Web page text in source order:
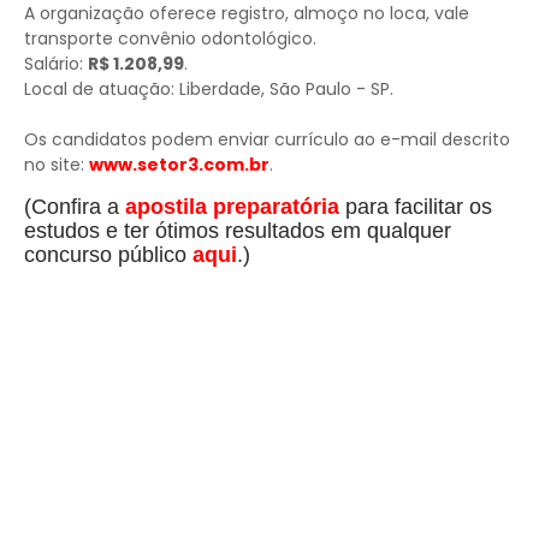
A organização oferece registro, almoço no loca, vale
transporte convênio odontológico.
Salário: R$ 1.208,99.
Local de atuação: Liberdade, São Paulo - SP.
Os candidatos podem enviar currículo ao e-mail descrito
no site: www.setor3.com.br.
(Confira a apostila preparatória para facilitar os
estudos e ter ótimos resultados em qualquer
concurso público aqui.)